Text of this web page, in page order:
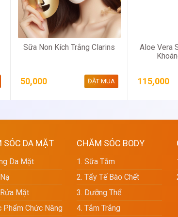
Sữa Non Kích Trắng Clarins
50,000 ĐẶT MUA
Aloe Vera
115,000
SÓC DA MẶT
Da Mặt
Mặt
Phẩm Chức Năng
CHĂM SÓC BODY
1. Sữa Tắm
2. Tẩy Tế Bào Chết
3. Dưỡng Thể
4. Tắm Trắng